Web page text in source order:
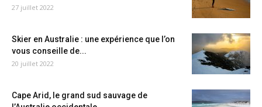
27 juillet 2022
Skier en Australie : une expérience que l’on
vous conseille de...
20 juillet 2022
Cape Arid, le grand sud sauvage de